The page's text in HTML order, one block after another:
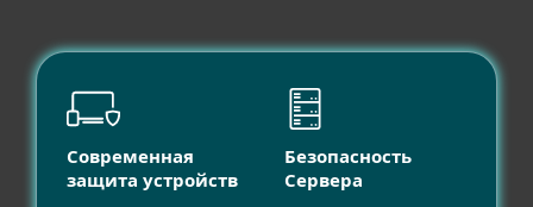
Современная
защита устройств
Безопасность
Сервера